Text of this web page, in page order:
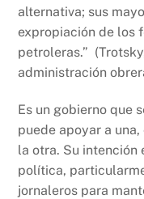
alternativa; sus
expropiación de los
petroleras.”
administración
Es un gobierno que
puede apoyar a
la otra. Su intención
política,
jornaleros para